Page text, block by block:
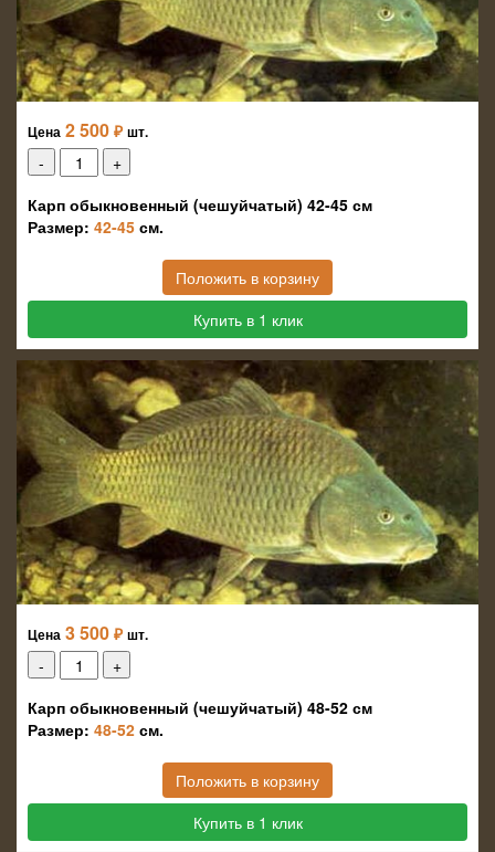
Цена 2 500 ₽ шт.
Карп обыкновенный (чешуйчатый) 42-45 см
Размер: 42-45 см.
Положить в корзину
Купить в 1 клик
Цена 3 500 ₽ шт.
Карп обыкновенный (чешуйчатый) 48-52 см
Размер: 48-52 см.
Положить в корзину
Купить в 1 клик